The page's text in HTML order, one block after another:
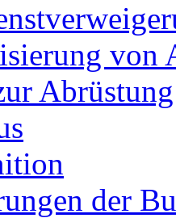
von
Abrüstung
der